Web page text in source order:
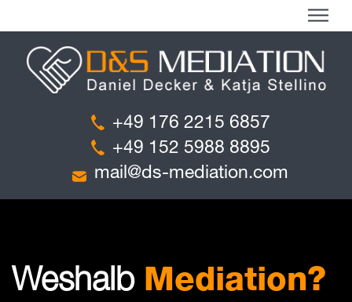
+49 176 2215 6857
+49 152 5988 8895
mail@ds-mediation.com
Weshalb Mediation?